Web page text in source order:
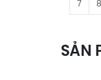
7 8
SẢN